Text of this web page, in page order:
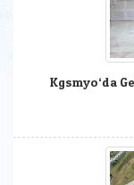
Kgsmyo‘da